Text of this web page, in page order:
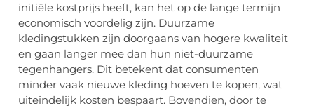
initiële kostprijs heeft, kan het op de lange termijn
economisch voordelig zijn. Duurzame
kledingstukken zijn doorgaans van hogere kwaliteit
en gaan langer mee dan hun niet-duurzame
tegenhangers. Dit betekent dat consumenten
minder vaak nieuwe kleding hoeven te kopen, wat
uiteindelijk kosten bespaart. Bovendien, door te